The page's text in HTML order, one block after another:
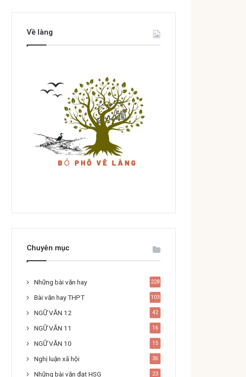
Về làng
Chuyên mục
Những bài văn hay 228
Bài văn hay THPT 103
NGỮ VĂN 12 42
NGỮ VĂN 11 16
NGỮ VĂN 10 15
Nghị luận xã hội 36
Những bài văn đạt HSG 23